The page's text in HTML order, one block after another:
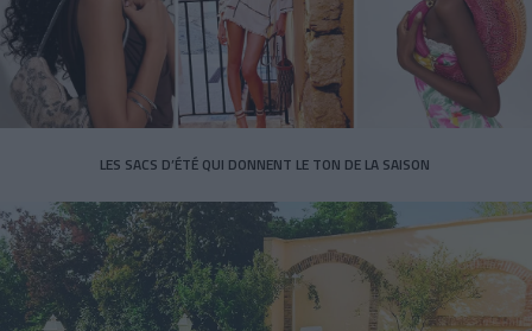
LES SACS D’ÉTÉ QUI DONNENT LE TON DE LA SAISON